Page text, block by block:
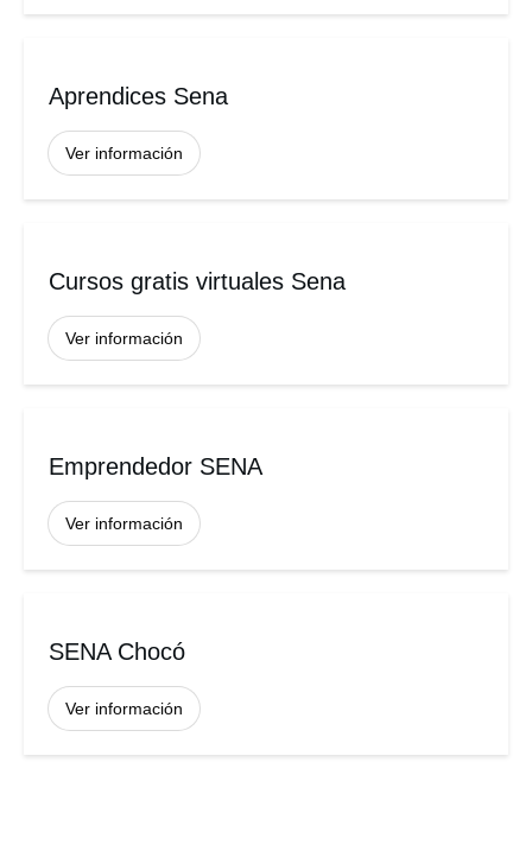
Aprendices Sena
Ver información
Cursos gratis virtuales Sena
Ver información
Emprendedor SENA
Ver información
SENA Chocó
Ver información